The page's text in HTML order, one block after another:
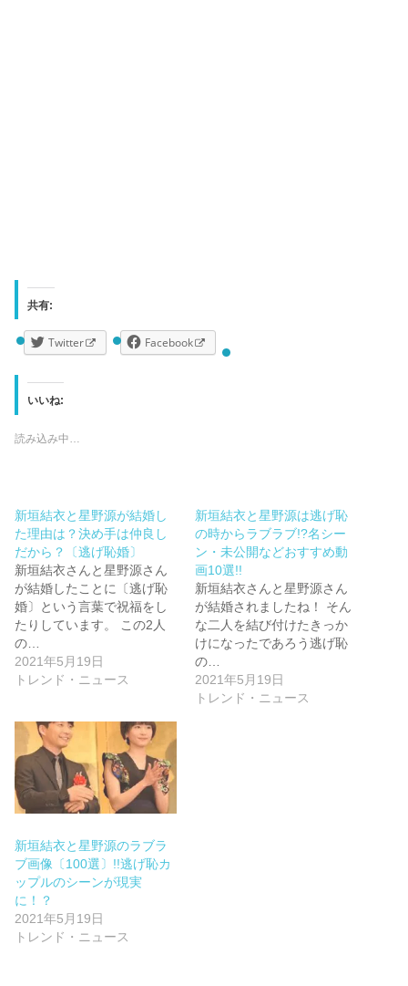
共有:
Twitter Facebook
いいね:
読み込み中…
新垣結衣と星野源が結婚し
た理由は？決め手は仲良し
だから？〔逃げ恥婚〕
新垣結衣さんと星野源さん
が結婚したことに〔逃げ恥
婚〕という言葉で祝福をし
たりしています。 この2人
の…
2021年5月19日
トレンド・ニュース
新垣結衣と星野源は逃げ恥
の時からラブラブ!?名シー
ン・未公開などおすすめ動
画10選!!
新垣結衣さんと星野源さん
が結婚されましたね！ そん
な二人を結び付けたきっか
けになったであろう逃げ恥
の…
2021年5月19日
トレンド・ニュース
新垣結衣と星野源のラブラ
ブ画像〔100選〕!!逃げ恥カ
ップルのシーンが現実
に！？
2021年5月19日
トレンド・ニュース